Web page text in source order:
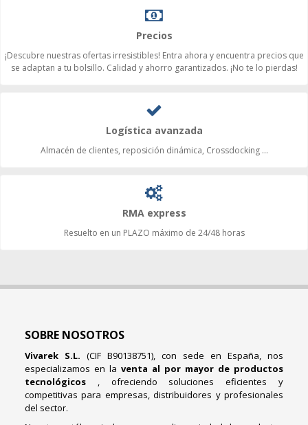
Precios
¡Descubre nuestras ofertas irresistibles! Entra ahora y encuentra precios que
se adaptan a tu bolsillo. Calidad y ahorro garantizados. ¡No te lo pierdas!
Logística avanzada
Almacén de clientes, reposición dinámica, Crossdocking ...
RMA express
Resuelto en un PLAZO máximo de 24/48 horas
SOBRE NOSOTROS
Vivarek S.L. (CIF B90138751), con sede en España, nos
especializamos en la venta al por mayor de productos
tecnológicos , ofreciendo soluciones eficientes y
competitivas para empresas, distribuidores y profesionales
del sector.